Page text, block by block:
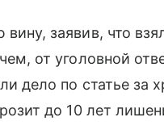
заявив, что
от уголовной
дело по статье за
до 10 лет